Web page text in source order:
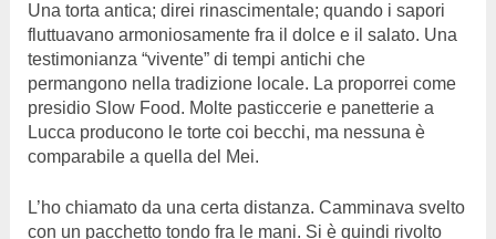
Una torta antica; direi rinascimentale; quando i sapori
fluttuavano armoniosamente fra il dolce e il salato. Una
testimonianza “vivente” di tempi antichi che
permangono nella tradizione locale. La proporrei come
presidio Slow Food. Molte pasticcerie e panetterie a
Lucca producono le torte coi becchi, ma nessuna è
comparabile a quella del Mei.
L’ho chiamato da una certa distanza. Camminava svelto
con un pacchetto tondo fra le mani. Si è quindi rivolto